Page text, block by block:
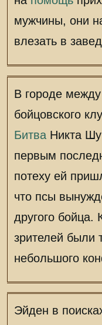
мужчины, они
влезать в
В городе между
бойцовского
БитваНикта Шу
первым
потеху ей
что псы
другого бойца.
зрителей были
небольшого
Эйден в